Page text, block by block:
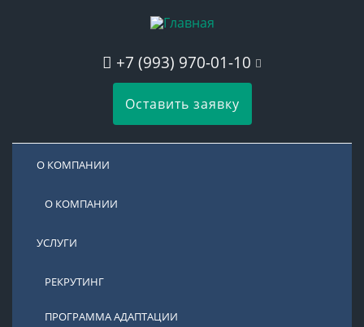
+7 (993) 970-01-10
Оставить заявку
О КОМПАНИИ
О КОМПАНИИ
УСЛУГИ
РЕКРУТИНГ
ПРОГРАММА АДАПТАЦИИ